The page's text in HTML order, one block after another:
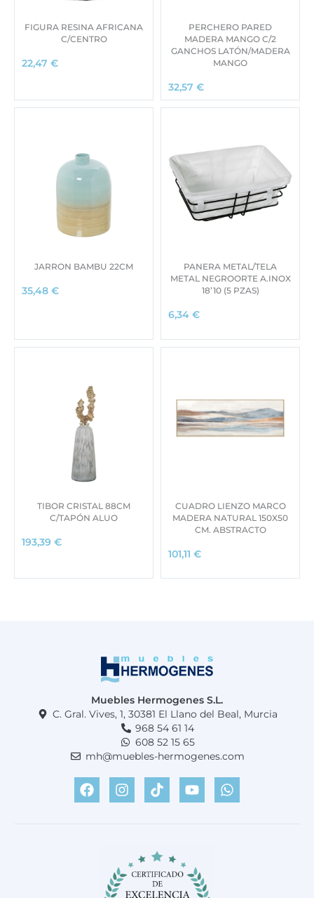
FIGURA RESINA AFRICANA
C/CENTRO
22,47 €
PERCHERO PARED
MADERA MANGO C/2
GANCHOS LATÓN/MADERA
MANGO
32,57 €
JARRON BAMBU 22CM
35,48 €
PANERA METAL/TELA
METAL NEGROORTE A.INOX
18’10 (5 PZAS)
6,34 €
TIBOR CRISTAL 88CM
C/TAPÓN ALUO
193,39 €
CUADRO LIENZO MARCO
MADERA NATURAL 150X50
CM. ABSTRACTO
101,11 €
Muebles Hermogenes S.L.
C. Gral. Vives, 1, 30381 El Llano del Beal, Murcia
968 54 61 14
608 52 15 65
mh@muebles-hermogenes.com
F
a
c
I
n
s
a
m
T
i
k
Y
o
u
W
h
a